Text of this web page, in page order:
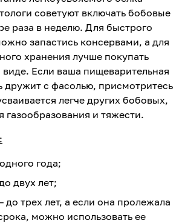
советуют включать бобовые
раза в неделю. Для быстрого
запастись консервами, а для
хранения лучше покупать
Если ваша пищеварительная
дружит с фасолью, присмотритесь
легче других бобовых,
газообразования и тяжести.
года;
двух лет;
до трех лет, а если она пролежала
можно использовать ее